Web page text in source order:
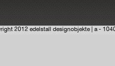
2012 edelstall designobjekte | a -